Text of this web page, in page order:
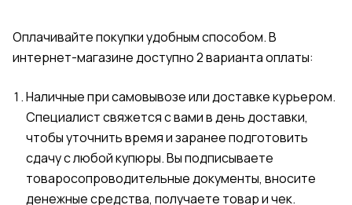
Оплачивайте покупки удобным способом. В
интернет-магазине доступно 2 варианта оплаты:
Наличные при самовывозе или доставке курьером.
Специалист свяжется с вами в день доставки,
чтобы уточнить время и заранее подготовить
сдачу с любой купюры. Вы подписываете
товаросопроводительные документы, вносите
денежные средства, получаете товар и чек.